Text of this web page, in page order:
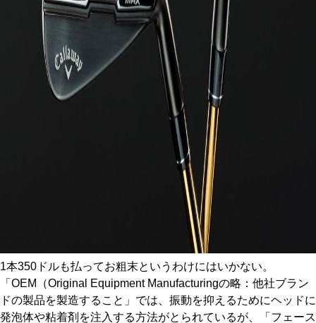
1本350ドルも払ってお粗末というわけにはいかない。
「OEM（Original Equipment Manufacturingの略：他社ブラン
ドの製品を製造すること」では、振動を抑えるためにヘッドに
発泡体や粘着剤を注入する方法がとられているが、「フェース